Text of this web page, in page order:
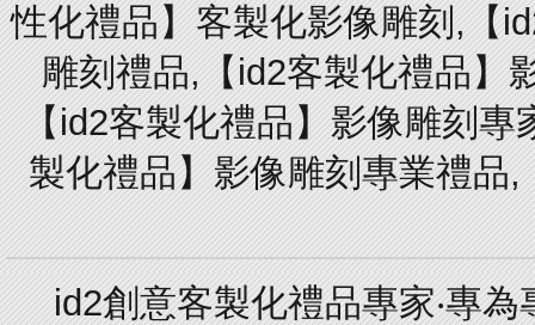
性化禮品】客製化影像雕刻,【
雕刻禮品,【id2客製化禮品】
【id2客製化禮品】影像雕刻
製化禮品】影像雕刻專業禮品
id2創意客製化禮品專家‧專